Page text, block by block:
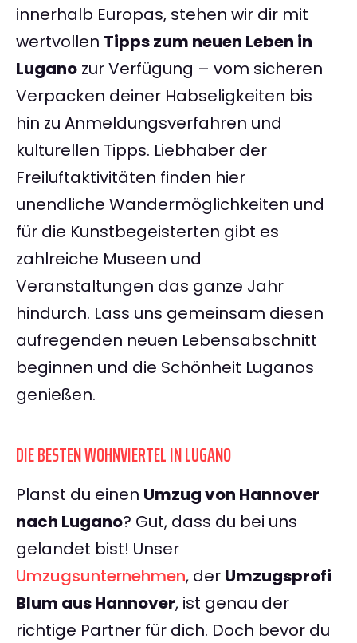
innerhalb Europas, stehen wir dir mit
wertvollen Tipps zum neuen Leben in
Lugano zur Verfügung – vom sicheren
Verpacken deiner Habseligkeiten bis
hin zu Anmeldungsverfahren und
kulturellen Tipps. Liebhaber der
Freiluftaktivitäten finden hier
unendliche Wandermöglichkeiten und
für die Kunstbegeisterten gibt es
zahlreiche Museen und
Veranstaltungen das ganze Jahr
hindurch. Lass uns gemeinsam diesen
aufregenden neuen Lebensabschnitt
beginnen und die Schönheit Luganos
genießen.
DIE BESTEN WOHNVIERTEL IN LUGANO
Planst du einen Umzug von Hannover
nach Lugano? Gut, dass du bei uns
gelandet bist! Unser
Umzugsunternehmen, der Umzugsprofi
Blum aus Hannover, ist genau der
richtige Partner für dich. Doch bevor du